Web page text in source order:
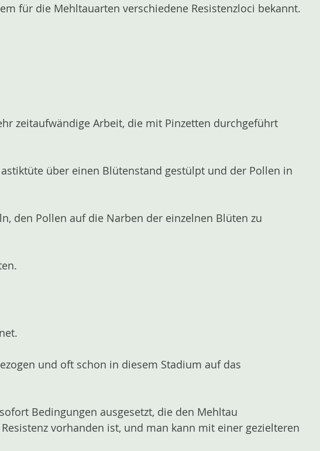
für die Mehltauarten verschiedene Resistenzloci bekannt.
zeitaufwändige Arbeit, die mit Pinzetten durchgeführt
über einen Blütenstand gestülpt und der Pollen in
den Pollen auf die Narben der einzelnen Blüten zu
und oft schon in diesem Stadium auf das
Bedingungen ausgesetzt, die den Mehltau
vorhanden ist, und man kann mit einer gezielteren